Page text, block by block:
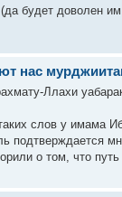
будет доволен
нас
Ллахи
слов у имама
подтверждается
о том, что путь